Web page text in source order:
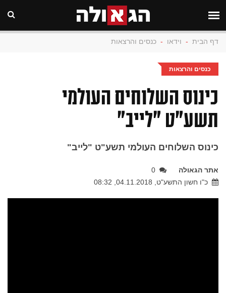
דף הבית - וידאו - כנסים והרצאות
כנסים והרצאות
כינוס השלוחים העולמי
תשע"ט "לייב"
כינוס השלוחים העולמי תשע"ט "לייב"
אתר הגאולה
0
כ"ו חשון התשע"ט, 04.11.2018, 08:32